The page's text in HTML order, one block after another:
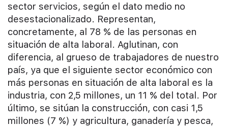
sector servicios, según el dato medio no
desestacionalizado. Representan,
concretamente, al 78 % de las personas en
situación de alta laboral. Aglutinan, con
diferencia, al grueso de trabajadores de nuestro
país, ya que el siguiente sector económico con
más personas en situación de alta laboral es la
industria, con 2,5 millones, un 11 % del total. Por
último, se sitúan la construcción, con casi 1,5
millones (7 %) y agricultura, ganadería y pesca,